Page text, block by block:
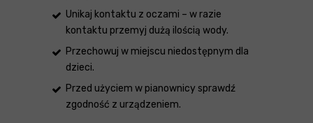
Unikaj kontaktu z oczami – w razie
kontaktu przemyj dużą ilością wody.
Przechowuj w miejscu niedostępnym dla
dzieci.
Przed użyciem w pianownicy sprawdź
zgodność z urządzeniem.